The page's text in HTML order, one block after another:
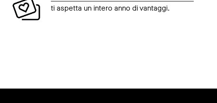
ti aspetta un intero anno di vantaggi.